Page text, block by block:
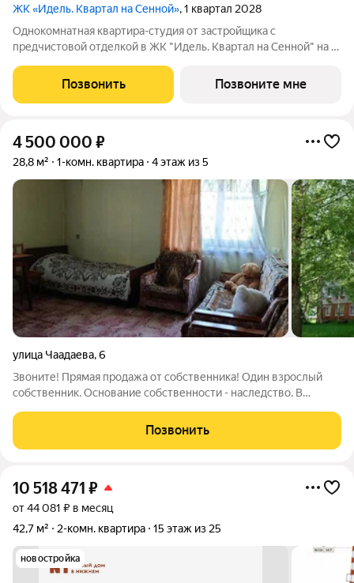
ЖК «Идель. Квартал на Сенной», 1 квартал 2028
Однокомнатная квартира-студия от застройщика с
предчистовой отделкой в ЖК "Идель. Квартал на Сенной" на 8
из которых 4 кв.м. выделено под кухонную зону. Все окна
выходят на одну сторону.
Позвонить Позвоните мне
4 500 000 ₽
28,8 м² 1-комн. квартира 4 этаж из 5
улица Чаадаева,6
Звоните! Прямая продажа от собственника! Один взрослый
собственник. Основание собственности - наследство. В
физически. Никто не зарегистрирован и не проживает.
Квартира светлая, теплая и
Позвонить
10 518 471 ₽
от 44 081 ₽ в месяц
42,7 м²
2-комн. квартира 15 этаж из 25
новостройка